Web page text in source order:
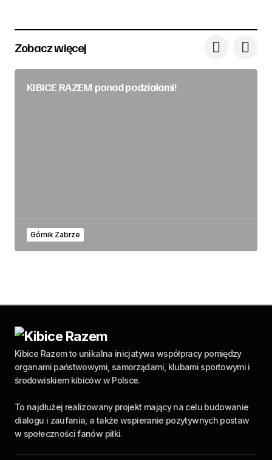
Zobacz więcej
KIBICE RAZEM ponad podziałami!
Górnik Zabrze
Kibice Razem to unikalna inicjatywa współpracy pomiędzy
organami państwowymi, samorządami, klubami sportowymi i
środowiskiem kibiców w Polsce.
To najdłużej realizowany projekt mający na celu budowanie
dialogu i zaufania, a także wspieranie pozytywnych postaw
w społeczności fanów piłki.